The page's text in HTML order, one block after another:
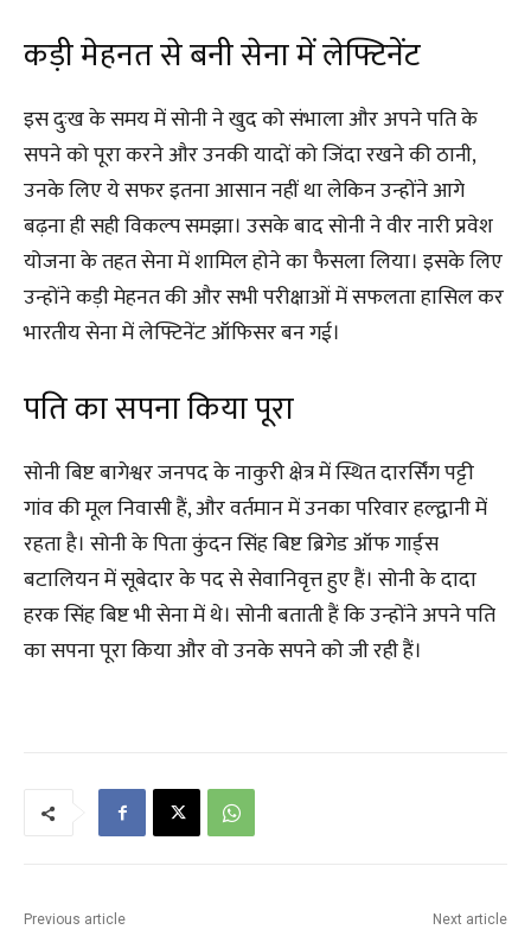
कड़ी मेहनत से बनी सेना में लेफ्टिनेंट
इस दुःख के समय में सोनी ने खुद को संभाला और अपने पति के
सपने को पूरा करने और उनकी यादों को जिंदा रखने की ठानी,
उनके लिए ये सफर इतना आसान नहीं था लेकिन उन्होंने आगे
बढ़ना ही सही विकल्प समझा। उसके बाद सोनी ने वीर नारी प्रवेश
योजना के तहत सेना में शामिल होने का फैसला लिया। इसके लिए
उन्होंने कड़ी मेहनत की और सभी परीक्षाओं में सफलता हासिल कर
भारतीय सेना में लेफ्टिनेंट ऑफिसर बन गई।
पति का सपना किया पूरा
सोनी बिष्ट बागेश्वर जनपद के नाकुरी क्षेत्र में स्थित दारर्सिंग पट्टी
गांव की मूल निवासी हैं, और वर्तमान में उनका परिवार हल्द्वानी में
रहता है। सोनी के पिता कुंदन सिंह बिष्ट ब्रिगेड ऑफ गार्ड्स
बटालियन में सूबेदार के पद से सेवानिवृत्त हुए हैं। सोनी के दादा
हरक सिंह बिष्ट भी सेना में थे। सोनी बताती हैं कि उन्होंने अपने पति
का सपना पूरा किया और वो उनके सपने को जी रही हैं।
Previous article Next article